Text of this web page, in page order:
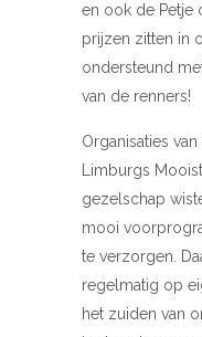
en ook de Petje
prijzen zitten in
ondersteund
van de renners!
Organisaties
Limburgs
gezelschap
mooi
te verzorgen.
regelmatig op
het zuiden van